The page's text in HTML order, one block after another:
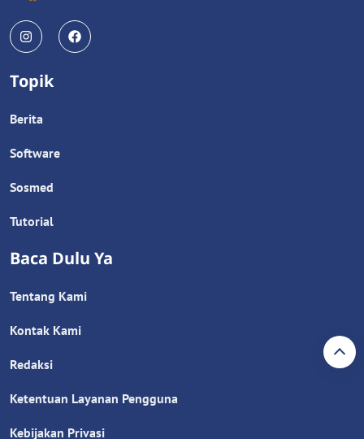
Topik
Berita
Software
Sosmed
Tutorial
Baca Dulu Ya
Tentang Kami
Kontak Kami
Redaksi
Ketentuan Layanan Pengguna
Kebijakan Privasi